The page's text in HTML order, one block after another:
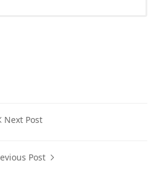
Next Post
Post